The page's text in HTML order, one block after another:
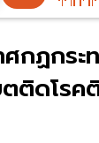
ศกฏกระ
ตติดโร